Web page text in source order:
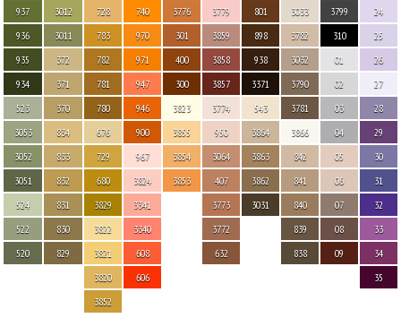
937
936
935
934
523
3053
3052
3051
524
522
520
3012
3011
372
371
370
834
833
832
831
830
829
728
783
782
781
780
676
729
680
3829
3822
3821
3820
3852
740
970
971
947
946
900
967
3824
3341
3340
608
606
3776
301
400
300
3823
3855
3854
3853
3779
3859
3858
3857
3774
950
3064
407
3773
3772
632
801
898
938
3371
543
3864
3863
3862
3031
3033
3782
3032
3790
3781
3866
842
841
840
839
838
3799
310
01
02
03
04
05
06
07
08
09
24
25
26
27
28
29
30
31
32
33
34
35